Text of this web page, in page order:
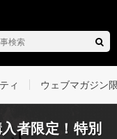
ィ ウェブマガジン
者限定！特別